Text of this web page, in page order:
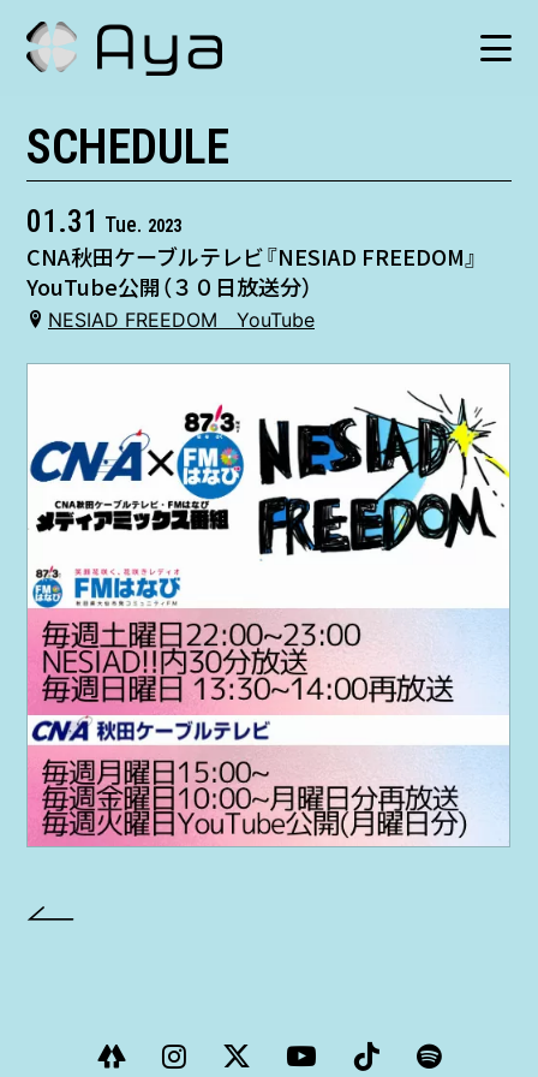
SCHEDULE
VIDEO
TICKET
CONTACT
PROJECT
AYA Solo Project Crawl
AYA Solo Project Contrast
AYA Solo Ploject Cister
PAST SCHEDULE
SCHEDULE
01.31 Tue. 2023
CNA秋田ケーブルテレビ『NESIAD FREEDOM』
YouTube公開（３０日放送分）
NESIAD FREEDOM YouTube